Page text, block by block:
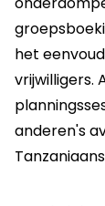
het
vrijwilligers.
anderen's